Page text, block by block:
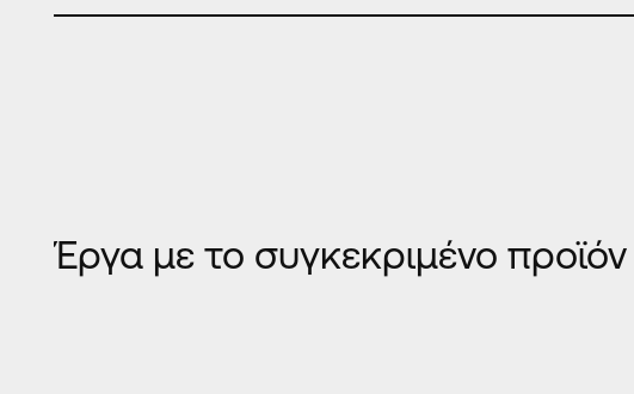
Έργα με το συγκεκριμένο προϊόν